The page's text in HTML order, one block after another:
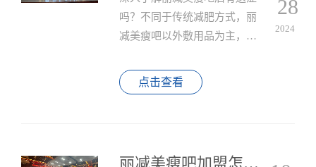
吗？不同于传统减肥方式，丽
减美瘦吧以外敷用品为主，搭
美瘦吧是一种新型的减肥方
式。
点击查看
28
2024
丽减美瘦吧加盟怎么加盟吧？详细流程与投资成本解析